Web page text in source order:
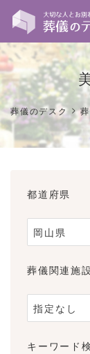
葬儀のデスク >
都道府県
葬儀関連施
キーワード